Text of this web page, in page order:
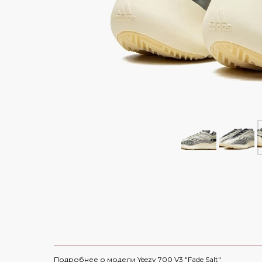
СКИДКА 5000 ПО
Air Jordan 6
Air Max
Dunk
Travis Scott
Nike x Off-
Смотреть все
Подробнее о модели Yeezy 700 V3 "Fade Salt"